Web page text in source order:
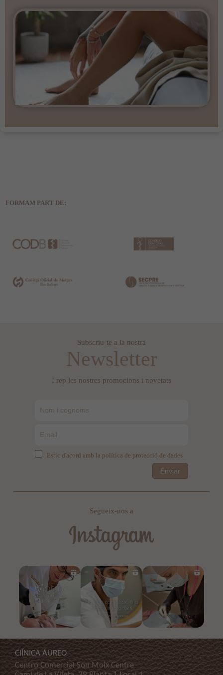
FORMAM PART DE:
Subscriu-te a la nostra
Newsletter
I rep les nostres promocions i novetats
Estic d'acord amb la política de protecció de dades
Enviar
Segueix-nos a
ClÍNICA ÁUREO
Centro Comercial Son Moix Centre